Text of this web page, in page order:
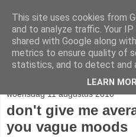
stereo
woensdag 11 augustus 2010
don't give me
you vague moods
This site uses cookies from
and to analyze traffic. Your
shared with Google along
metrics to ensure quality of
statistics, and to detect and
LEARN